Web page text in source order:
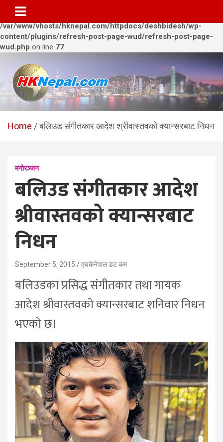
Warning
/var/www/vhosts/hknepal.com/httpdocs/deshbidesh/wp-
content/plugins/refresh-post-page-wud/refresh-post-page-
wud.php on line 77
content
HKNepal.com – हङकङबाट
सञ्चालित पहिलो नेपाली अनलाईन
hknepal, hknepal.com, hk nepal, hk nepal com
Home बलिउड संगीतकार आदेश श्रीवास्तवको क्यान्सरबाट निधन
मनोरञ्जन
बलिउड संगीतकार आदेश
श्रीवास्तवको क्यान्सरबाट
निधन
September 5, 2015 एचकेनेपाल डट कम
बलिउडका प्रसिद्ध संगीतकार तथा गायक
आदेश श्रीवास्तवको क्यान्सरबाट शनिवार निधन
भएको छ।